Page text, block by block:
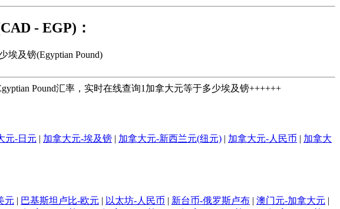
- EGP)：
埃及镑(Egyptian Pound)
Pound汇率，实时在线查询1加拿大元等于多少埃及镑++++++
元-日元 | 加拿大元-埃及镑 | 加拿大元-新西兰元(纽元) | 加拿大元-人民币 | 加拿大
元 | 巴基斯坦卢比-欧元 | 以太坊-人民币 | 新台币-俄罗斯卢布 | 澳门元-加拿大元 |